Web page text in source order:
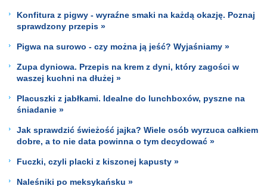
Konfitura z pigwy - wyraźne smaki na każdą okazję. Poznaj
sprawdzony przepis »
Pigwa na surowo - czy można ją jeść? Wyjaśniamy »
Zupa dyniowa. Przepis na krem z dyni, który zagości w
waszej kuchni na dłużej »
Placuszki z jabłkami. Idealne do lunchboxów, pyszne na
śniadanie »
Jak sprawdzić świeżość jajka? Wiele osób wyrzuca całkiem
dobre, a to nie data powinna o tym decydować »
Fuczki, czyli placki z kiszonej kapusty »
Naleśniki po meksykańsku »